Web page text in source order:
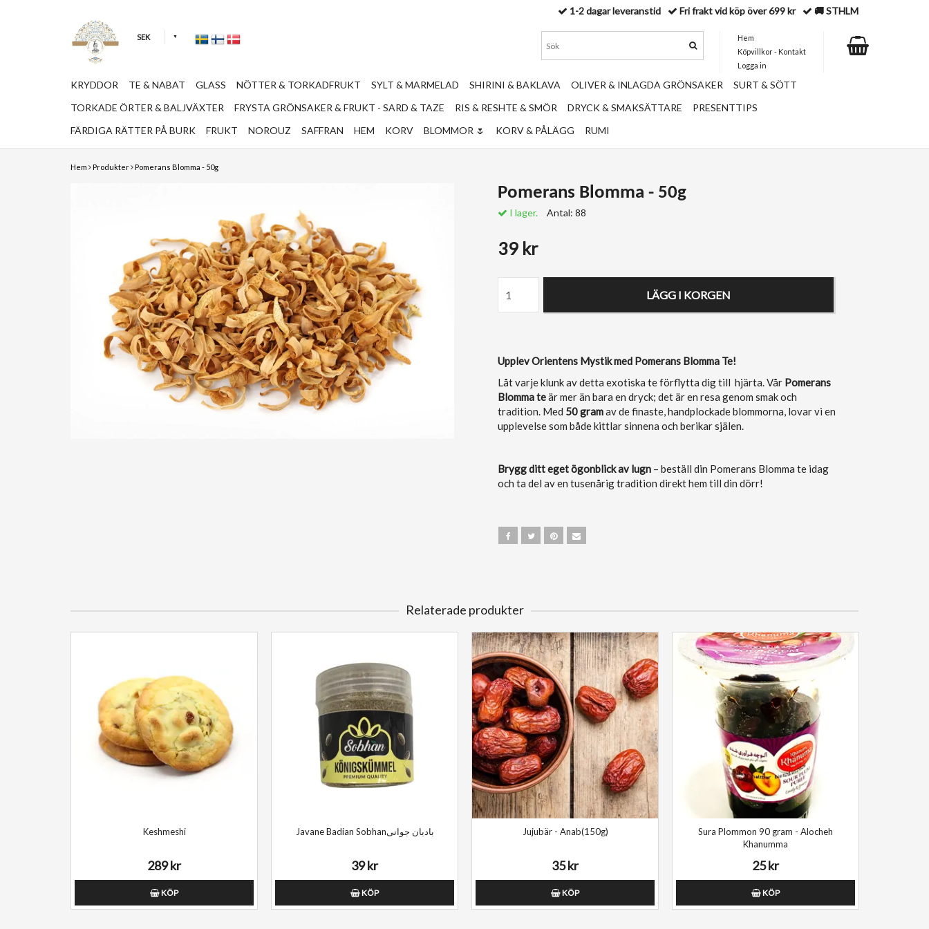
Hem Produkter Pomerans Blomma - 50g
Pomerans Blomma - 50g
I lager. Antal: 88
39 kr
LÄGG I KORGEN
Upplev Orientens Mystik med Pomerans Blomma Te!
Låt varje klunk av detta exotiska te förflytta dig till hjärta. Vår Pomerans
Blomma teär mer än bara en dryck; det är en resa genom smak och
tradition. Med 50 gramav de finaste, handplockade blommorna, lovar vi en
upplevelse som både kittlar sinnena och berikar själen.
Brygg ditt eget ögonblick av lugn – beställ din Pomerans Blomma te idag
och ta del av en tusenårig tradition direkt hem till din dörr!
Relaterade produkter
Keshmeshi
289 kr
KÖP
Javane Badian Sobhanبادبان جوانی
39 kr
KÖP
Jujubär - Anab(150g)
35 kr
KÖP
Sura Plommon 90 gram - Alocheh
Khanumma
25 kr
KÖP
SEK
1-2 dagar leveranstid Fri frakt vid köp över 699 kr 🚚 STHLM
Hem
Köpvillkor - Kontakt
Logga in
KRYDDOR TE & NABAT GLASS NÖTTER & TORKADFRUKT SYLT & MARMELAD SHIRINI & BAKLAVA OLIVER & INLAGDA GRÖNSAKER
SURT & SÖTT
TORKADE ÖRTER & BALJVÄXTER
FRYSTA GRÖNSAKER & FRUKT - SARD & TAZE RIS & RESHTE & SMÖR DRYCK & SMAKSÄTTARE
PRESENTTIPS
FÄRDIGA RÄTTER PÅ BURK
FRUKT NOROUZ SAFFRAN HEM KORV BLOMMOR 🌷 KORV & PÅLÄGG RUMI